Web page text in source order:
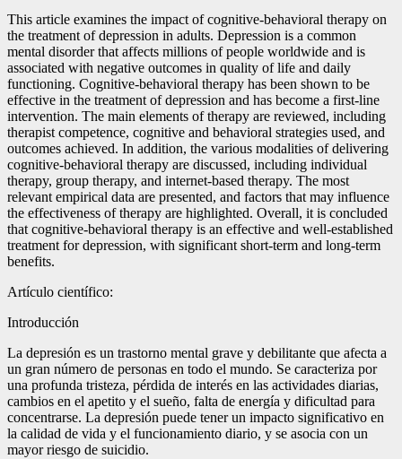
This article examines the impact of cognitive-behavioral therapy on
the treatment of depression in adults. Depression is a common
mental disorder that affects millions of people worldwide and is
associated with negative outcomes in quality of life and daily
functioning. Cognitive-behavioral therapy has been shown to be
effective in the treatment of depression and has become a first-line
intervention. The main elements of therapy are reviewed, including
therapist competence, cognitive and behavioral strategies used, and
outcomes achieved. In addition, the various modalities of delivering
cognitive-behavioral therapy are discussed, including individual
therapy, group therapy, and internet-based therapy. The most
relevant empirical data are presented, and factors that may influence
the effectiveness of therapy are highlighted. Overall, it is concluded
that cognitive-behavioral therapy is an effective and well-established
treatment for depression, with significant short-term and long-term
benefits.
Artículo científico:
Introducción
La depresión es un trastorno mental grave y debilitante que afecta a
un gran número de personas en todo el mundo. Se caracteriza por
una profunda tristeza, pérdida de interés en las actividades diarias,
cambios en el apetito y el sueño, falta de energía y dificultad para
concentrarse. La depresión puede tener un impacto significativo en
la calidad de vida y el funcionamiento diario, y se asocia con un
mayor riesgo de suicidio.